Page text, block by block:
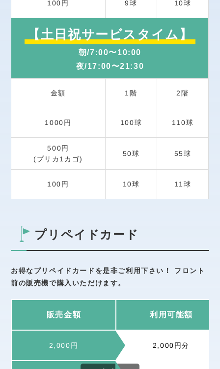
100円 9球 10球
【土日祝サービスタイム】
朝/7:00〜10:00
夜/17:00〜21:30
金額 1階 2階
1000円 100球 110球
500円
(プリカ1カゴ)
50球 55球
100円 10球 11球
プリペイドカード
お得なプリペイドカードを是非ご利用下さい！ フロント
前の販売機で購入いただけます。
販売金額 利用可能額
2,000円 2,000円分